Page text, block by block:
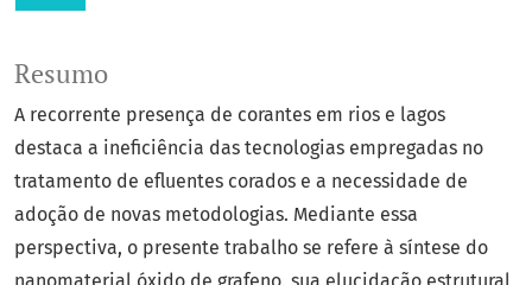
Resumo
A recorrente presença de corantes em rios e lagos
destaca a ineficiência das tecnologias empregadas no
tratamento de efluentes corados e a necessidade de
adoção de novas metodologias. Mediante essa
perspectiva, o presente trabalho se refere à síntese do